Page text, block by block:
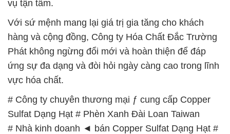
vụ tận tâm.
Với sứ mệnh mang lại giá trị gia tăng cho khách
hàng và cộng đồng, Công ty Hóa Chất Đắc Trường
Phát không ngừng đổi mới và hoàn thiện để đáp
ứng sự đa dạng và đòi hỏi ngày càng cao trong lĩnh
vực hóa chất.
# Công ty chuyên thương mại ƒ cung cấp Copper
Sulfat Dạng Hạt # Phèn Xanh Đài Loan Taiwan
# Nhà kinh doanh ◄ bán Copper Sulfat Dạng Hạt #